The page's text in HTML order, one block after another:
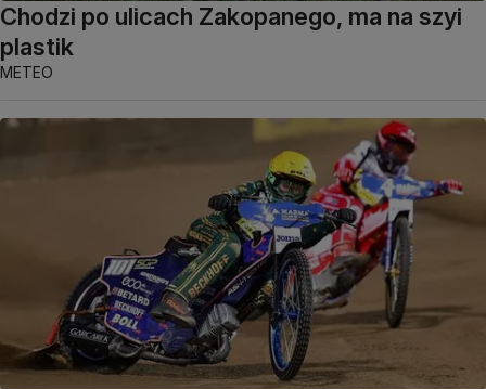
Chodzi po ulicach Zakopanego, ma na szyi
plastik
METEO